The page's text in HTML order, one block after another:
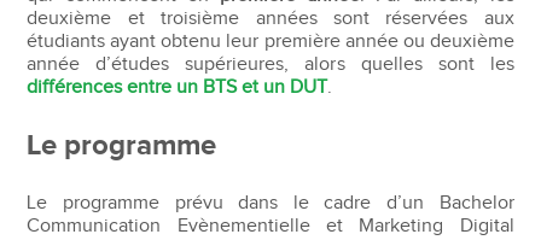
deuxième et troisième années sont réservées aux
étudiants ayant obtenu leur première année ou deuxième
année d’études supérieures, alors quelles sont les
différences entre un BTS et un DUT.
Le programme
Le programme prévu dans le cadre d’un Bachelor
Communication Evènementielle et Marketing Digital